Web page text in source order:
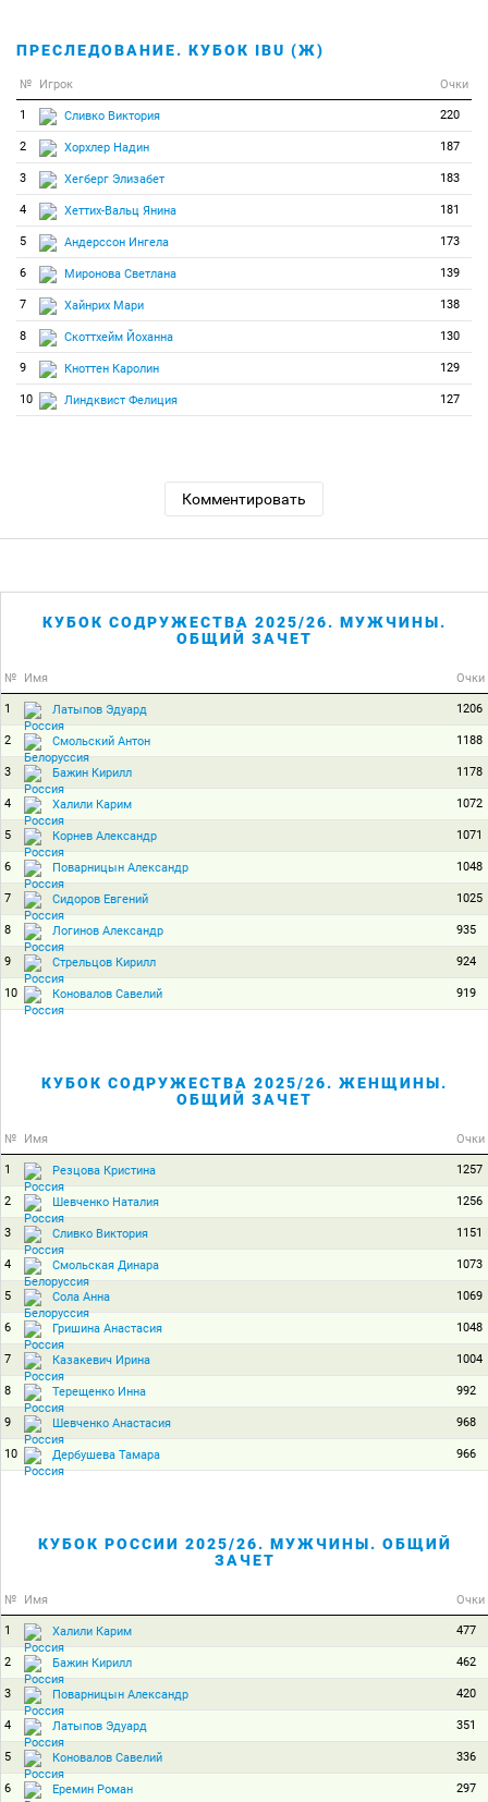
ПРЕСЛЕДОВАНИЕ. КУБОК IBU (Ж)
№ Игрок Очки
1 Сливко Виктория 220
2 Хорхлер Надин 187
3 Хегберг Элизабет 183
4 Хеттих-Вальц Янина 181
5 Андерссон Ингела 173
6 Миронова Светлана 139
7 Хайнрих Мари 138
8 Скоттхейм Йоханна 130
9 Кноттен Каролин 129
10 Линдквист Фелиция 127
Комментировать
КУБОК СОДРУЖЕСТВА 2025/26. МУЖЧИНЫ.
ОБЩИЙ ЗАЧЕТ
№ Имя Очки
1 Латыпов Эдуард 1206
2 Смольский Антон 1188
3 Бажин Кирилл 1178
4 Халили Карим 1072
5 Корнев Александр 1071
6 Поварницын Александр 1048
7 Сидоров Евгений 1025
8 Логинов Александр 935
9 Стрельцов Кирилл 924
10 Коновалов Савелий 919
КУБОК СОДРУЖЕСТВА 2025/26. ЖЕНЩИНЫ.
ОБЩИЙ ЗАЧЕТ
№ Имя Очки
1 Резцова Кристина 1257
2 Шевченко Наталия 1256
3 Сливко Виктория 1151
4 Смольская Динара 1073
5 Сола Анна 1069
6 Гришина Анастасия 1048
7 Казакевич Ирина 1004
8 Терещенко Инна 992
9 Шевченко Анастасия 968
10 Дербушева Тамара 966
КУБОК РОССИИ 2025/26. МУЖЧИНЫ. ОБЩИЙ
ЗАЧЕТ
№ Имя Очки
1 Халили Карим 477
2 Бажин Кирилл 462
3 Поварницын Александр 420
4 Латыпов Эдуард 351
5 Коновалов Савелий 336
6 Еремин Роман 297